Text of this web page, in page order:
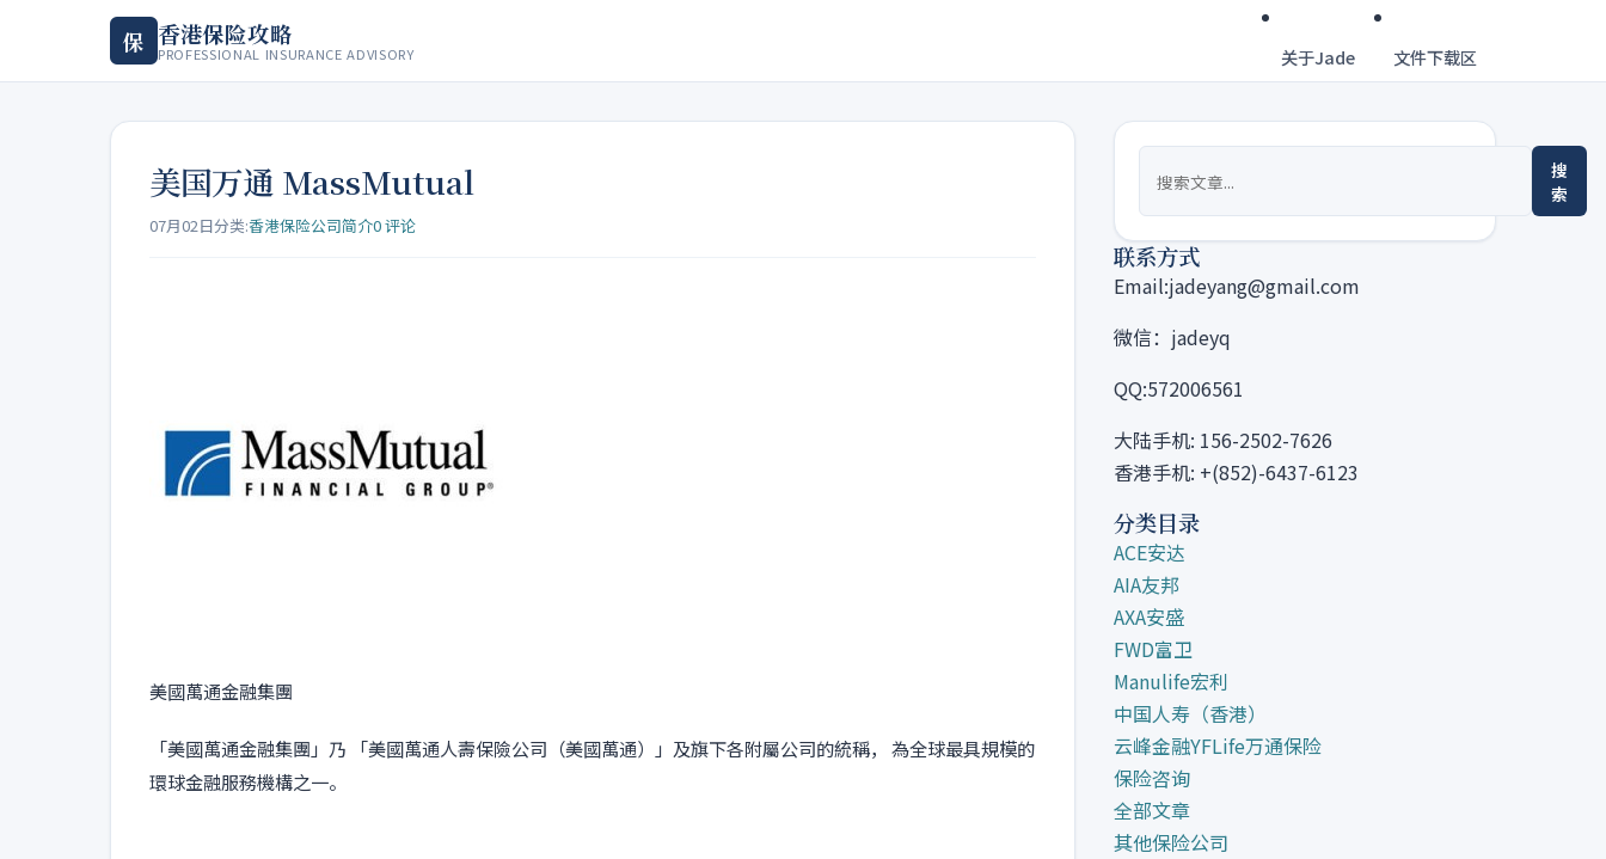
保 香港保险攻略
PROFESSIONAL INSURANCE ADVISORY 关于Jade 文件下载区
美国万通 MassMutual
07月02日分类:香港保险公司简介0 评论
美國萬通金融集團
「美國萬通金融集團」乃 「美國萬通人壽保險公司（美國萬通）」及旗下各附屬公司的統稱， 為全球最具規模的
環球金融服務機構之一。
搜
索
联系方式
Email:jadeyang@gmail.com
微信：jadeyq
QQ:572006561
大陆手机: 156-2502-7626
香港手机: +(852)-6437-6123
分类目录
ACE安达
AIA友邦
AXA安盛
FWD富卫
Manulife宏利
中国人寿（香港）
云峰金融YFLife万通保险
保险咨询
全部文章
其他保险公司